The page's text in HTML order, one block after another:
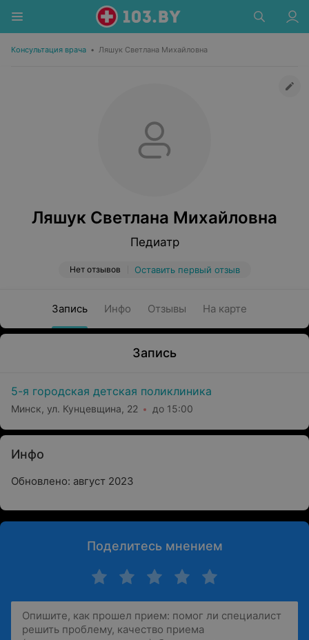
Консультация врача • Ляшук Светлана Михайловна
Ляшук Светлана Михайловна
Педиатр
Нет отзывов Оставить первый отзыв
Запись Инфо Отзывы На карте
Запись
5-я городская детская поликлиника
Минск, ул. Кунцевщина, 22 до 15:00
Инфо
Обновлено: август 2023
Поделитесь мнением